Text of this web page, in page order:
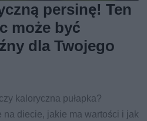
persinę! Ten
może być
dla Twojego
kaloryczna pułapka?
na diecie, jakie ma wartości i jak